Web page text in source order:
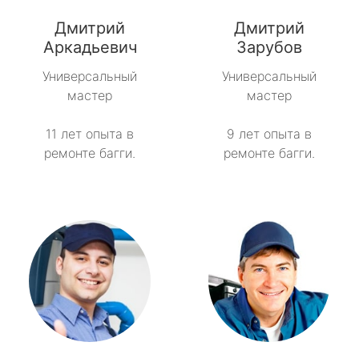
Дмитрий
Аркадьевич
Универсальный
мастер
11 лет опыта в
ремонте багги.
Дмитрий
Зарубов
Универсальный
мастер
9 лет опыта в
ремонте багги.